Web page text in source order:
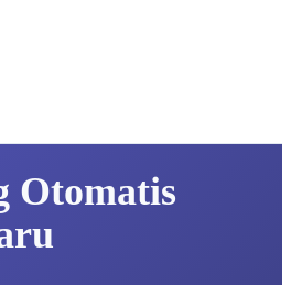
Otomatis